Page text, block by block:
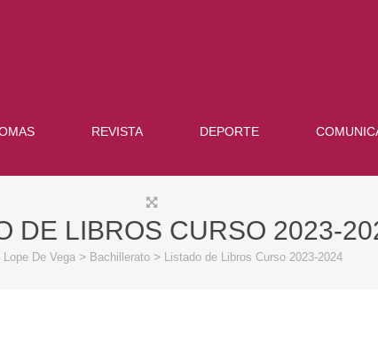
REVISTA DEPORTE
DE LIBROS CURSO 2023-
Lope De Vega > Bachillerato> Listado de Libros Curso 2023-2024